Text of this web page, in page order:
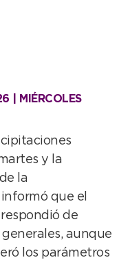
| MIÉRCOLES
y la
la
que el
de
aunque
los parámetros